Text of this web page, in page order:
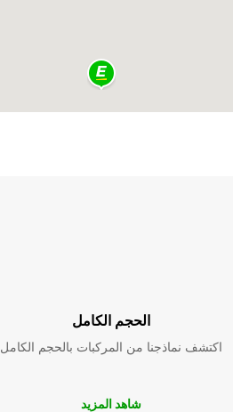
الحجم الكامل
اكتشف نماذجنا من المركبات بالحجم الكامل
شاهد المزيد